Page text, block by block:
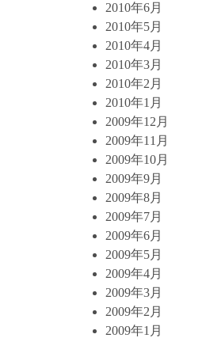
2010年6月
2010年5月
2010年4月
2010年3月
2010年2月
2010年1月
2009年12月
2009年11月
2009年10月
2009年9月
2009年8月
2009年7月
2009年6月
2009年5月
2009年4月
2009年3月
2009年2月
2009年1月